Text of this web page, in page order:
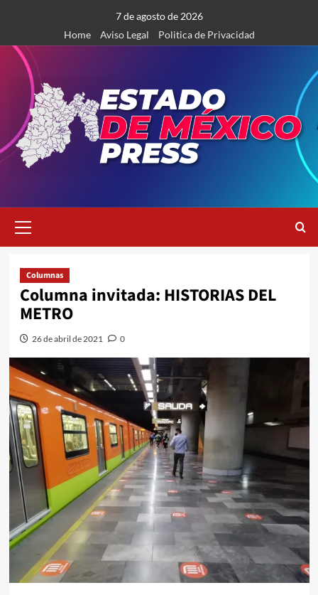
contenido
7 de agosto de 2026
Home
Aviso Legal Politica de Privacidad
primario
Columnas
Columna invitada: HISTORIAS DEL
METRO
26 de abril de 2021 0